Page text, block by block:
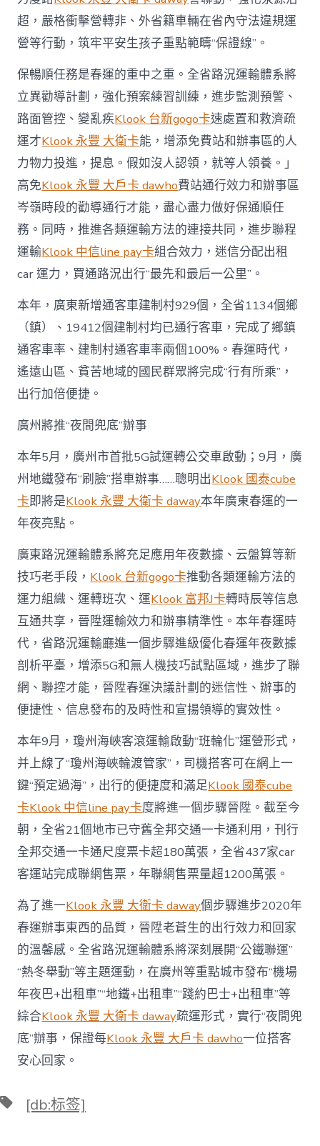
超，嚴格衝擊營轉非、外省籍車輛在省內守法違規運
營等行動，筑牢平安生孩子重點範疇“保證線”。
保暢順任務是春運的重中之重。全省路況運輸體系將
立異勸導計劃，強化預案練習訓練，進步監測預警、
路面管控、變亂疾Klook 台新gogo卡速處置和救濟疏
運才Klook 永豐 大衛卡能，增添免費站和辦事區的人
力物力投進，提息。假如沒人認領，就等人領養。」
高免Klook 永豐 大戶卡 dawho費站通行效力和辦事區
岑嶺時段的勸導通行才能，盡心盡力做好保通順任
務。同時，推進各類運輸方法的連接共同，進步聯程
運輸Klook 中信line pay卡組合效力，迷信分配出租
car 運力，買通路況出行“最先和最后一公里”。
本年，廣東新增通客車建制村929個，全省1134個鄉
（鎮）、19412個建制村均已通行客車，完成了鄉鎮
通客車率、建制村通客車率兩個100%。春運時代，
遙遠山區、貧苦地域的國民群眾將完成“行有所乘”，
出行加倍便捷。
廣州將推“夜間兜底”辦事
本年5月，廣州市首批5G試運轉公交車啟動；9月，廣
州地鐵發布“刷臉”搭車辦事……聰明出Klook 國泰cube
卡即將是Klook 永豐 大衛卡 daway本年廣東春運的一
年夜亮點。
廣東路況運輸體系將充足應用年夜數據、云盤算等新
技巧老手段， Klook 台新gogo卡推動各類運輸方法的
運力組織、運轉班次、運Klook 富邦J卡轉時辰等信息
互通共享，晉陞運輸效力和辦事精準性。本年春運時
代，省路況運輸廳進一個步驟進級優化春運年夜數據
剖析平臺，增添5G和無人機技巧試點區域，進步了聯
網、聯控才能，晉陞春運決議計劃的迷信性、辦事的
便捷性、信息發布的及時性和宣揚領導的實效性。
本年9月，瓊州海峽客滾運輸啟動“班輪化”運營形式，
并上線了“瓊州海峽輪渡管家”，司機搭客可在網上一
鍵“預定過海”，出行的便捷度和滿足Klook 國泰cube
卡Klook 中信line pay卡度將進一個步驟晉陞。截至今
朝，全省21個地市已守舊全邦交通一卡通利用，刊行
全邦交通一卡通尺度票卡超180萬張，全省437家car
客運站完成聯網售票，年聯網售票量超1200萬張。
為了進一Klook 永豐 大衛卡 daway個步驟進步2020年
春運辦事東西的品質，晉陞老蒼生的出行效力和回家
的溫馨感。全省路況運輸體系將深刻展開“公鐵聯運”
“熱冬舉動”等主題運動，在廣州等重點城市發布“機場
年夜巴+出租車”“地鐵+出租車”“踐約巴士+出租車”等
綜合Klook 永豐 大衛卡 daway疏運形式，實行“夜間兜
底”辦事，保證每Klook 永豐 大戶卡 dawho一位搭客
安心回家。
標 [db:标签]